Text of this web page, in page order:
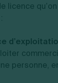
licence
personne,